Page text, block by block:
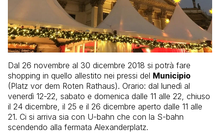
Dal 26 novembre al 30 dicembre 2018 si potrà fare
shopping in quello allestito nei pressi del Municipio
(Platz vor dem Roten Rathaus). Orario: dal lunedì al
venerdì 12-22, sabato e domenica dalle 11 alle 22, chiuso
il 24 dicembre, il 25 e il 26 dicembre aperto dalle 11 alle
21. Ci si arriva sia con U-bahn che con la S-bahn
scendendo alla fermata Alexanderplatz.